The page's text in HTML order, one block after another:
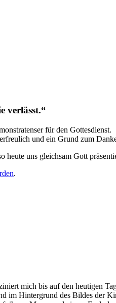
verlässt.“
für den Gottesdienst.
und ein Grund zum
uns gleichsam Gott
.
mich bis auf den heutigen
Hintergrund des Bildes der